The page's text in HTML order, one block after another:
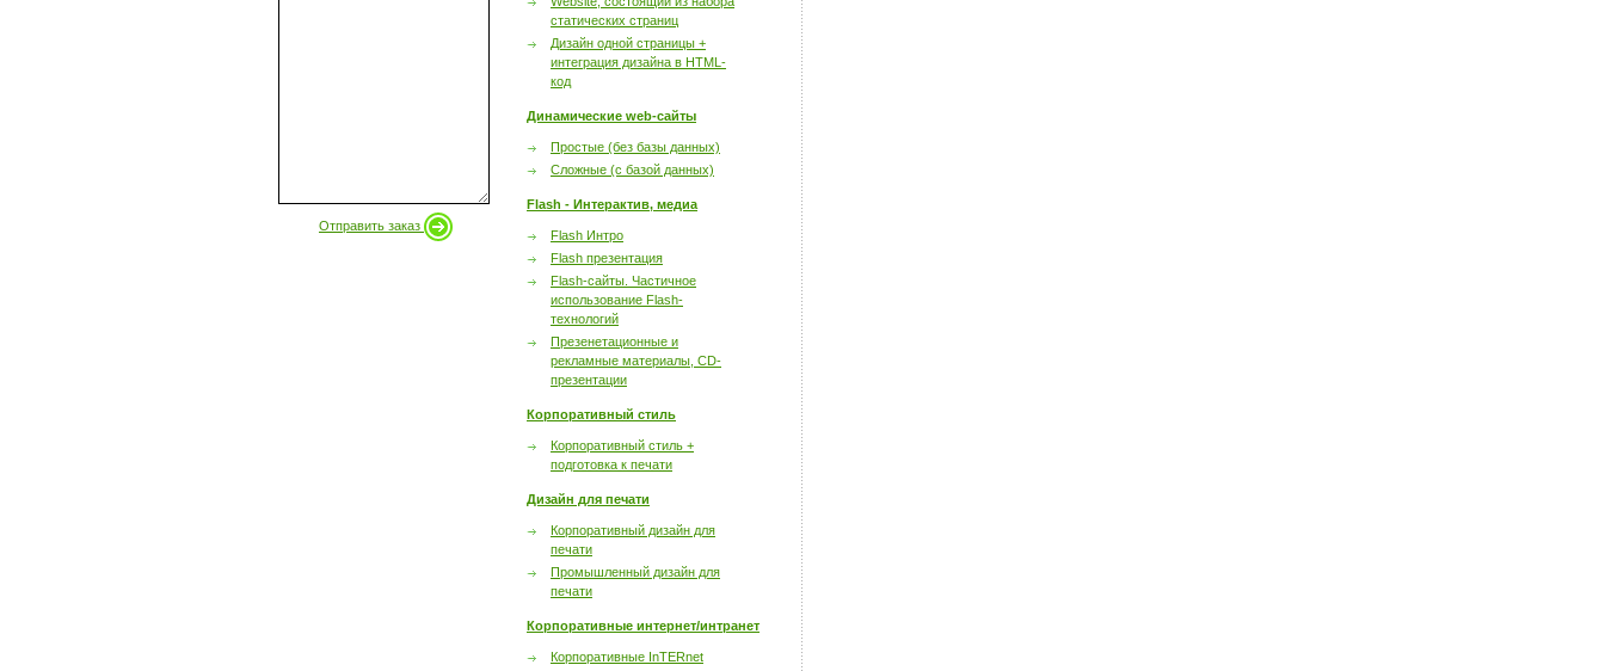
Отправить заказ
статических страниц
Дизайн одной страницы +
интеграция дизайна в HTML-
код
Динамические web-сайты
Простые (без базы данных)
Сложные (с базой данных)
Flash - Интерактив, медиа
Flash Интро
Flash презентация
Flash-сайты. Частичное
использование Flash-
технологий
Презенетационные и
рекламные материалы, CD-
презентации
Корпоративный стиль
Корпоративный стиль +
подготовка к печати
Дизайн для печати
Корпоративный дизайн для
печати
Промышленный дизайн для
печати
Корпоративные интернет/интранет
Корпоративные InTERnet